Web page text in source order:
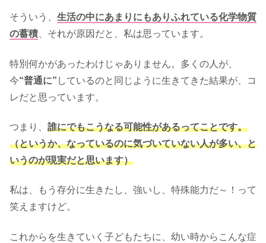
そういう、 生活の中にあまりにもありふれている化学物質
の蓄積 、それが原因だと、私は思っています。
特別何かがあったわけじゃありません。多くの人が、
今“普通に” しているのと同じように生きてきた結果が、コ
レだと思っています。
つまり、 誰にでもこうなる可能性があるってことです。
（というか、なっているのに気づいていない人が多い、と
いうのが現実だと思います）
私は、もう存分に生きたし、強いし、特殊能力だ～！って
笑えますけど。
これからを生きていく子どもたちに、幼い時からこんな症